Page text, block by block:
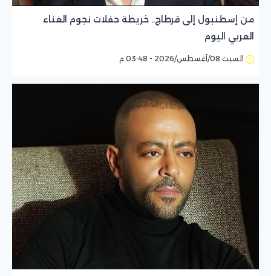
من إسطنبول إلى قرطاج.. خريطة حفلات نجوم الغناء
العربي اليوم
السبت 08/أغسطس/2026 - 03:48 م